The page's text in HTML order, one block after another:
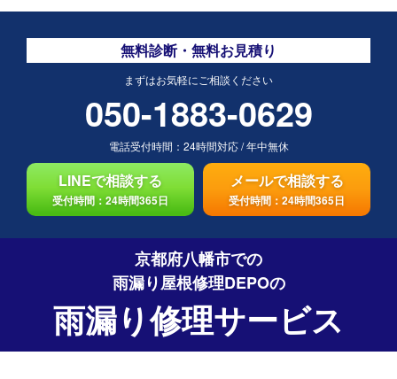
無料診断・無料お見積り
まずはお気軽にご相談ください
050-1883-0629
電話受付時間： 24時間対応/年中無休
LINEで相談する
受付時間：24時間365日
メールで相談する
受付時間：24時間365日
京都府八幡市での
雨漏り屋根修理DEPOの
雨漏り修理サービス